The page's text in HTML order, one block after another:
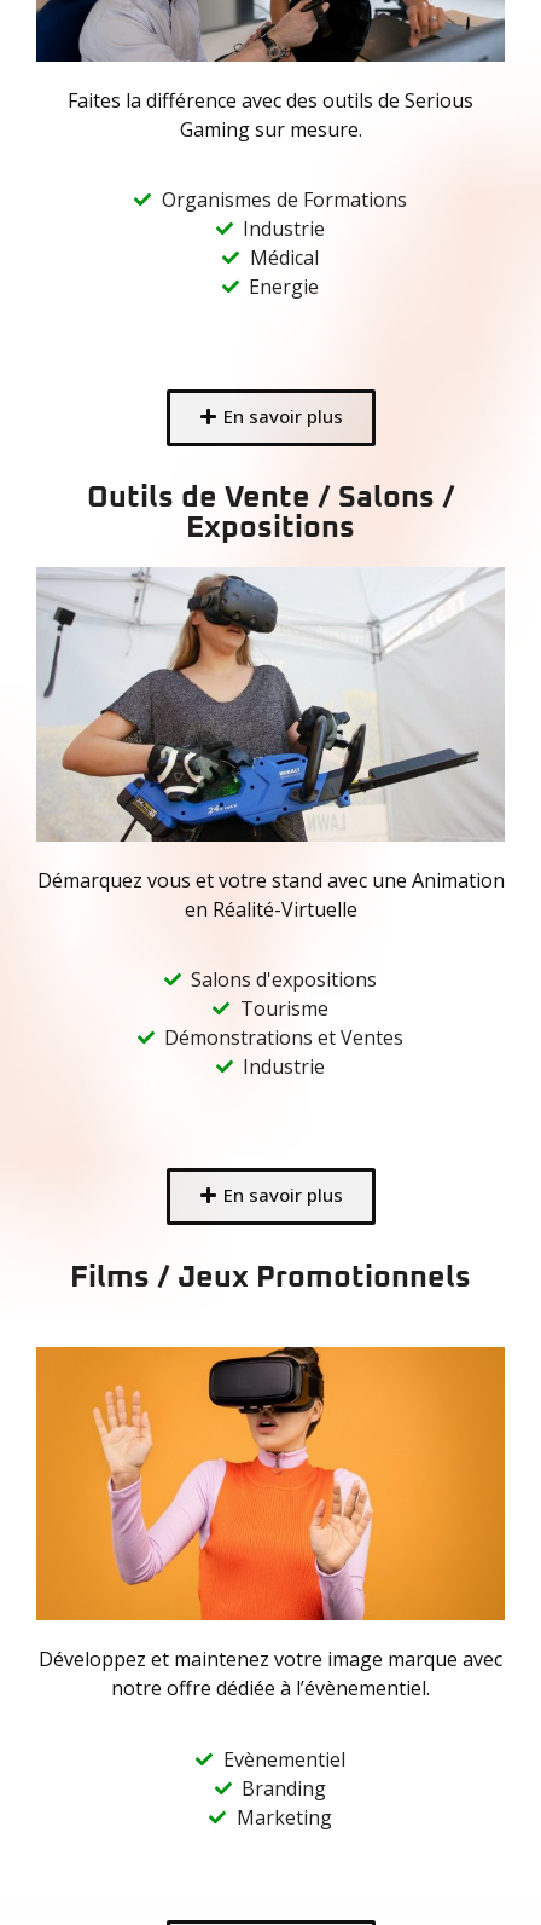
Faites la différence avec des outils de Serious
Gaming sur mesure.
Organismes de Formations
Industrie
Médical
Energie
En savoir plus
Outils de Vente / Salons /
Expositions
Démarquez vous et votre stand avec une Animation
en Réalité-Virtuelle
Salons d'expositions
Tourisme
Démonstrations et Ventes
Industrie
En savoir plus
Films / Jeux Promotionnels
Développez et maintenez votre image marque avec
notre offre dédiée à l’évènementiel.
Evènementiel
Branding
Marketing